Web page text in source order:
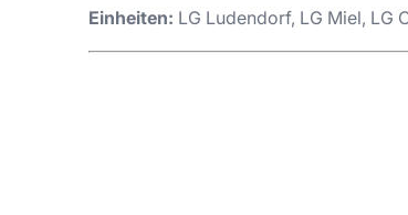
Einheiten: LG Ludendorf, LG Miel, LG